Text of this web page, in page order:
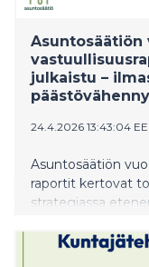
Asuntosäätiön
julkaistu –
24.4.2026 13:43:04
Asuntosäätiön
raportit kertovat
strategiassa